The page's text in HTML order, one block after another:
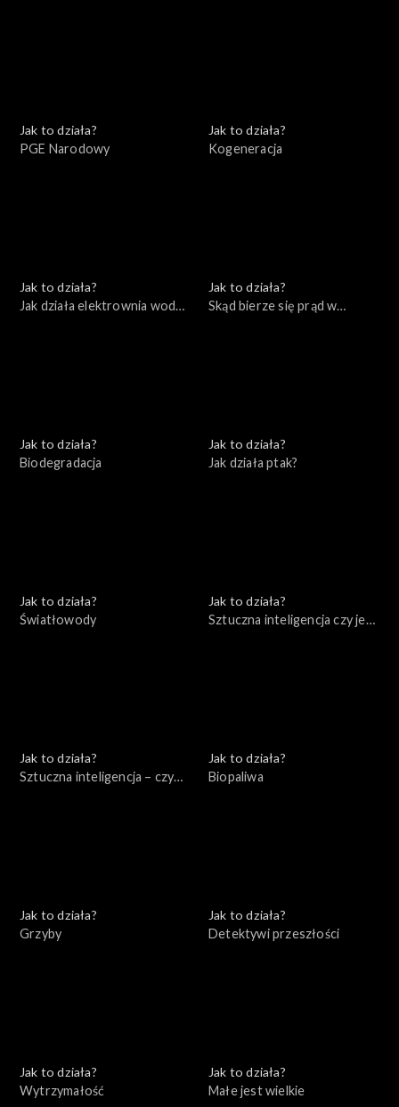
Jak to działa?
PGE Narodowy
Jak to działa?
Kogeneracja
Jak to działa?
Jak działa elektrownia wodna
Jak to działa?
Skąd bierze się prąd w
Jak to działa?
Biodegradacja
Jak to działa?
Jak działa ptak?
Jak to działa?
Światłowody
Jak to działa?
Sztuczna inteligencja czy jest
Jak to działa?
Sztuczna inteligencja – czy
Jak to działa?
Biopaliwa
Jak to działa?
Grzyby
Jak to działa?
Detektywi przeszłości
Jak to działa?
Wytrzymałość
Jak to działa?
Małe jest wielkie